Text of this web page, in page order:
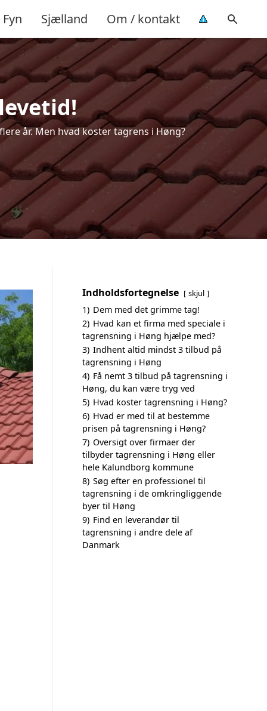
Fyn Sjælland Om / kontakt
år. Men hvad koster tagrens i Høng?
Indholdsfortegnelse skjul
1) Dem med det grimme tag!
2) Hvad kan et firma med speciale i
tagrensning i Høng hjælpe med?
3) Indhent altid mindst 3 tilbud på
tagrensning i Høng
4) Få nemt 3 tilbud på tagrensning i
Høng, du kan være tryg ved
5) Hvad koster tagrensning i Høng?
6) Hvad er med til at bestemme
prisen på tagrensning i Høng?
7) Oversigt over firmaer der
tilbyder tagrensning i Høng eller
hele Kalundborg kommune
8) Søg efter en professionel til
tagrensning i de omkringliggende
byer til Høng
9) Find en leverandør til
tagrensning i andre dele af
Danmark